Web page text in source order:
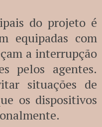
do projeto é
equipadas com
a interrupção
pelos agentes.
situações de
os dispositivos